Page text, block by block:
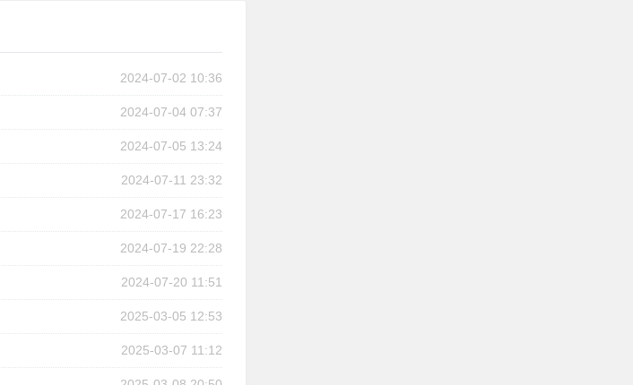
2024-07-02 10:36
2024-07-04 07:37
2024-07-05 13:24
2024-07-11 23:32
2024-07-17 16:23
2024-07-19 22:28
2024-07-20 11:51
2025-03-05 12:53
2025-03-07 11:12